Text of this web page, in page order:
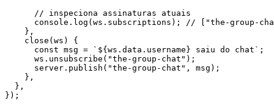
      // inspeciona assinaturas atuais
      console.
log (ws.subscriptions);
// ["the-group-
    },
    close
( ws ) {
      const
msg = `${ ws . data . username } saiu do chat` ;
      ws.
unsubscribe ( "the-group-chat" );
      server.
publish ( "the-group-chat" , msg);
    },
  },
});